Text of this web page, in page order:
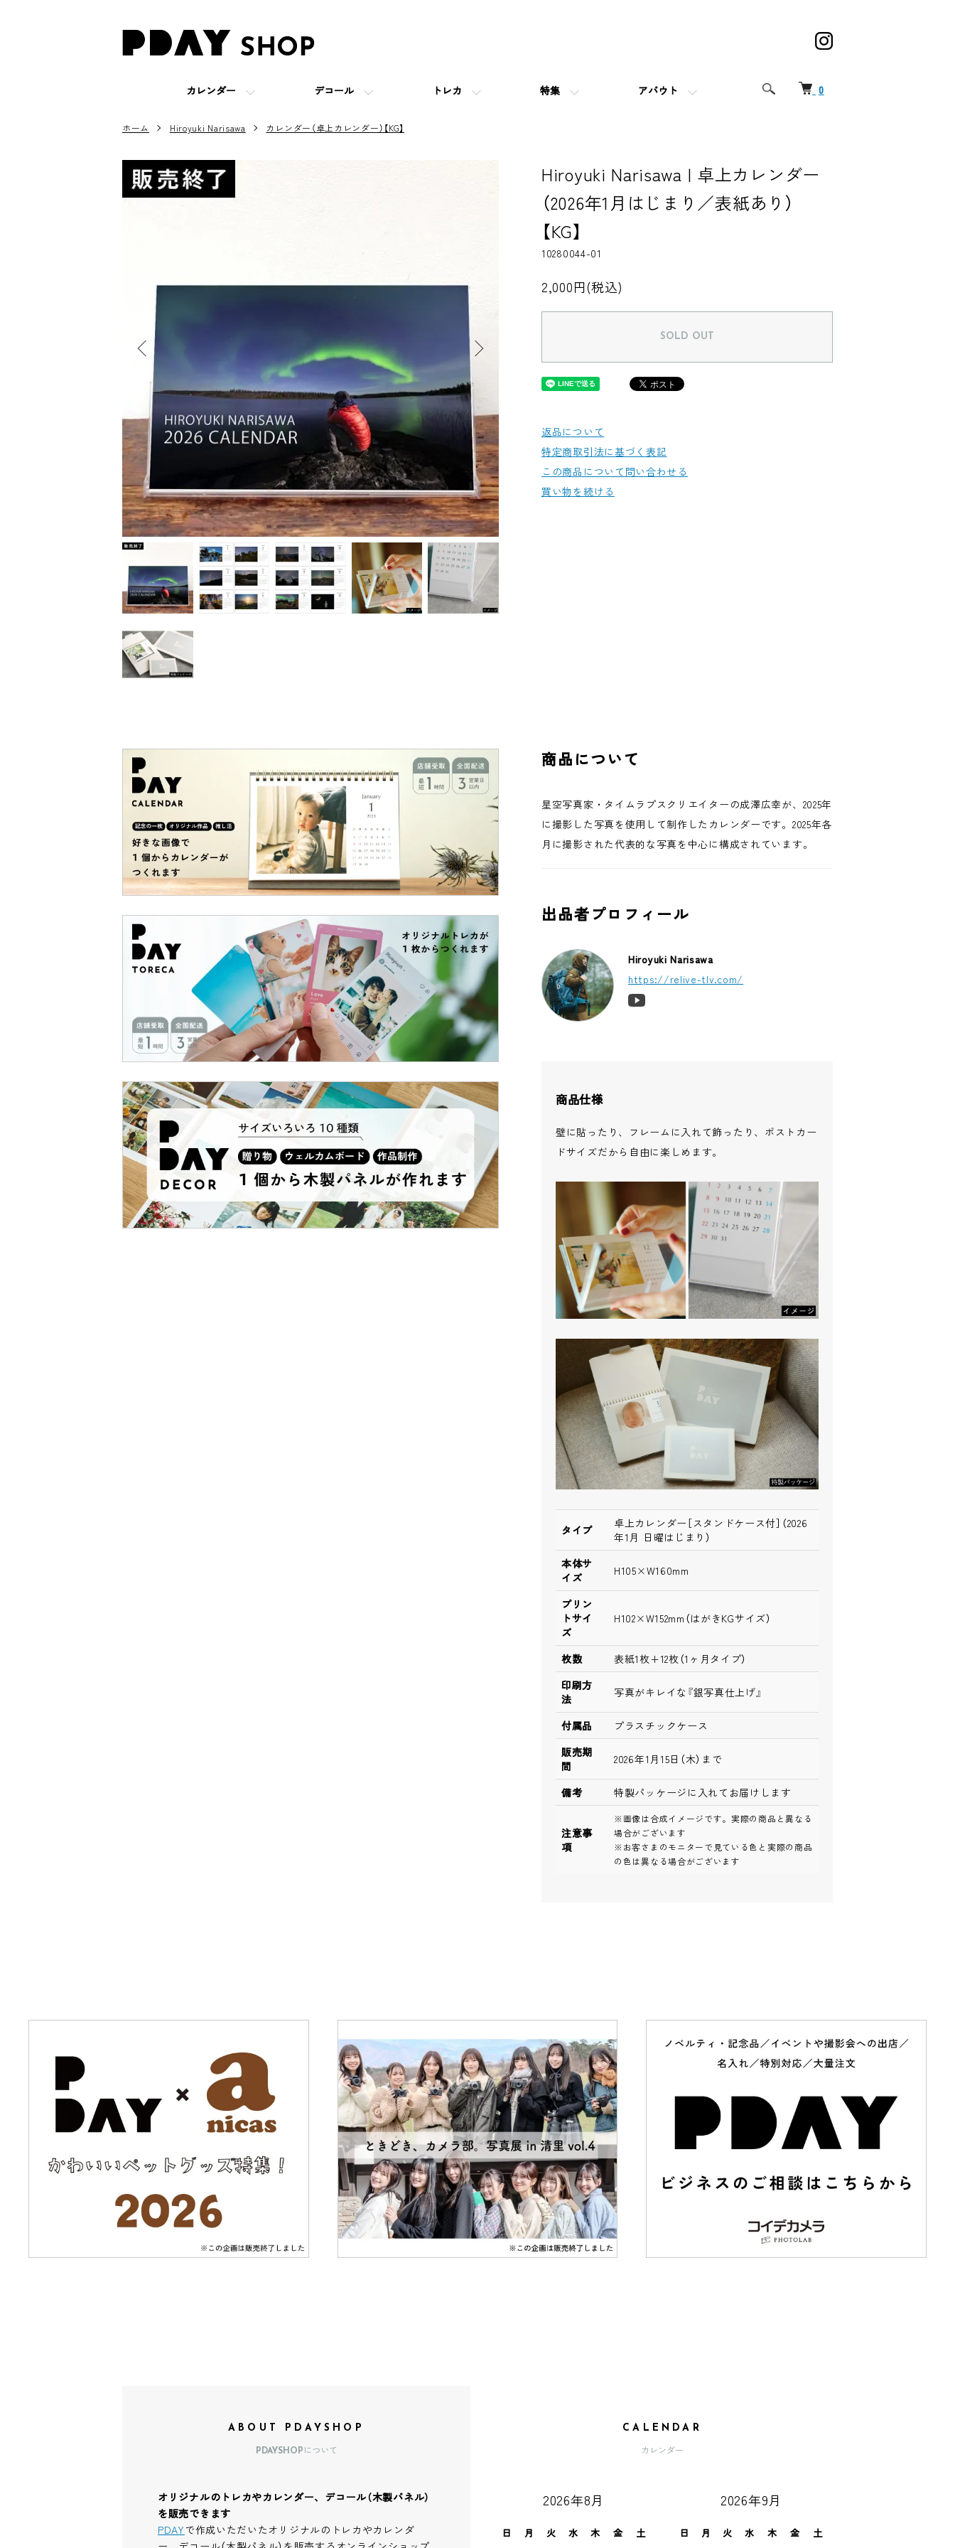
0
カレンダー デコール トレカ 特集 アバウト
ホーム Hiroyuki Narisawa カレンダー（卓上カレンダー）【KG】
Hiroyuki Narisawa | 卓上カレンダー
（2026年1月はじまり／表紙あり）
【KG】
10280044-01
2,000円(税込)
SOLD OUT
返品について
特定商取引法に基づく表記
この商品について問い合わせる
買い物を続ける
商品について
星空写真家・タイムラプスクリエイターの成澤広幸が、2025年
に撮影した写真を使用して制作したカレンダーです。2025年各
月に撮影された代表的な写真を中心に構成されています。
出品者プロフィール
Hiroyuki Narisawa
https://relive-tlv.com/
商品仕様
壁に貼ったり、フレームに入れて飾ったり、ポストカー
ドサイズだから自由に楽しめます。
タイプ
卓上カレンダー［スタンドケース付］（2026
年1月 日曜はじまり）
本体サ
イズ
H105×W160mm
プリン
トサイ
ズ
H102×W152mm（はがきKGサイズ）
枚数
表紙1枚+12枚（1ヶ月タイプ）
印刷方
法
写真がキレイな『銀写真仕上げ』
付属品
プラスチックケース
販売期
間
2026年1月15日（木）まで
備考 特製パッケージに入れてお届けします
注意事
項
※画像は合成イメージです。実際の商品と異なる
場合がございます
※お客さまのモニターで見ている色と実際の商品
の色は異なる場合がございます
ABOUT PDAYSHOP
PDAYSHOPについて
オリジナルのトレカやカレンダー、デコール（木製パネル）
を販売できます
PDAY で作成いただいたオリジナルのトレカやカレンダ
CALENDAR
カレンダー
2026年8月
日 月 火 水 木 金 土
2026年9月
日 月 火 水 木 金 土